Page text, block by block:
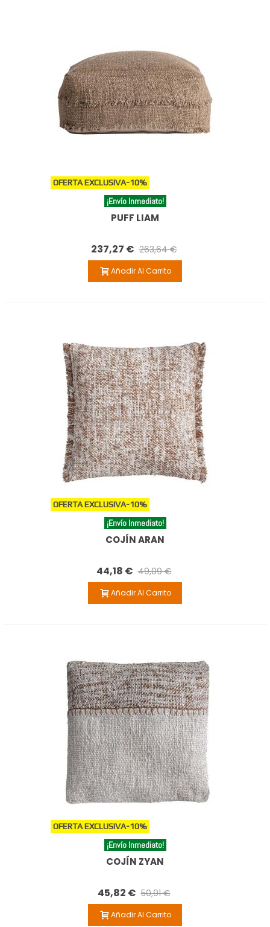
OFERTA EXCLUSIVA-10%
¡Envío Inmediato!
PUFF LIAM
237,27 € 263,64 €
Añadir Al Carrito
OFERTA EXCLUSIVA-10%
¡Envío Inmediato!
COJÍN ARAN
44,18 € 49,09 €
Añadir Al Carrito
OFERTA EXCLUSIVA-10%
¡Envío Inmediato!
COJÍN ZYAN
45,82 € 50,91 €
Añadir Al Carrito